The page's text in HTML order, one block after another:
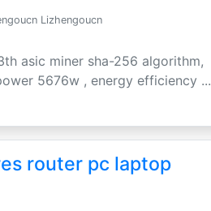
Lizhengoucn
asic miner sha-256 algorithm,
5676w , energy efficiency ...
router pc laptop